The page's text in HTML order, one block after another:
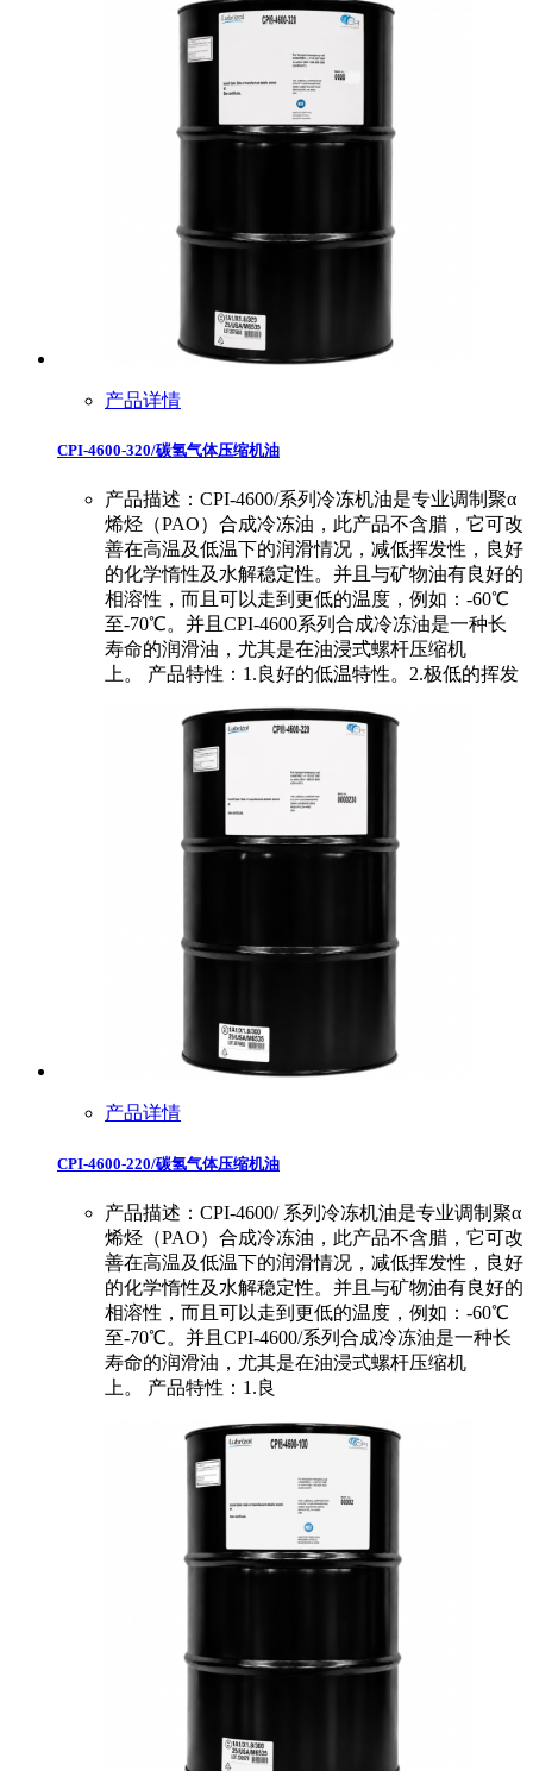
产品详情
CPI-4600-320/碳氢气体压缩机油
产品描述：CPI-4600/系列冷冻机油是专业调制聚α
烯烃（PAO）合成冷冻油，此产品不含腊，它可改
善在高温及低温下的润滑情况，减低挥发性，良好
的化学惰性及水解稳定性。并且与矿物油有良好的
相溶性，而且可以走到更低的温度，例如：-60℃
至-70℃。并且CPI-4600系列合成冷冻油是一种长
寿命的润滑油，尤其是在油浸式螺杆压缩机
上。 产品特性：1.良好的低温特性。2.极低的挥发
产品详情
CPI-4600-220/碳氢气体压缩机油
产品描述：CPI-4600/ 系列冷冻机油是专业调制聚α
烯烃（PAO）合成冷冻油，此产品不含腊，它可改
善在高温及低温下的润滑情况，减低挥发性，良好
的化学惰性及水解稳定性。并且与矿物油有良好的
相溶性，而且可以走到更低的温度，例如：-60℃
至-70℃。并且CPI-4600/系列合成冷冻油是一种长
寿命的润滑油，尤其是在油浸式螺杆压缩机
上。 产品特性：1.良